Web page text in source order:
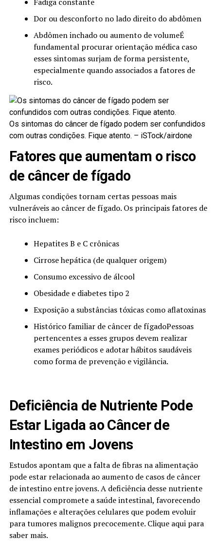
Dor ou desconforto no lado direito do abdômen
Abdômen inchado ou aumento de volumeÉ
fundamental procurar orientação médica caso
esses sintomas surjam de forma persistente,
especialmente quando associados a fatores de
risco.
Os sintomas do câncer de fígado podem ser confundidos
com outras condições. Fique atento. – iSTock/airdone
Fatores que aumentam o risco
de câncer de fígado
Algumas condições tornam certas pessoas mais
vulneráveis ao câncer de fígado. Os principais fatores de
risco incluem:
Hepatites B e C crônicas
Cirrose hepática (de qualquer origem)
Consumo excessivo de álcool
Obesidade e diabetes tipo 2
Exposição a substâncias tóxicas como aflatoxinas
Histórico familiar de câncer de fígadoPessoas
pertencentes a esses grupos devem realizar
exames periódicos e adotar hábitos saudáveis
como forma de prevenção e vigilância.
Deficiência de Nutriente Pode
Estar Ligada ao Câncer de
Intestino em Jovens
Estudos apontam que a falta de fibras na alimentação
pode estar relacionada ao aumento de casos de câncer
de intestino entre jovens. A deficiência desse nutriente
essencial compromete a saúde intestinal, favorecendo
inflamações e alterações celulares que podem evoluir
para tumores malignos precocemente. Clique aqui para
saber mais.